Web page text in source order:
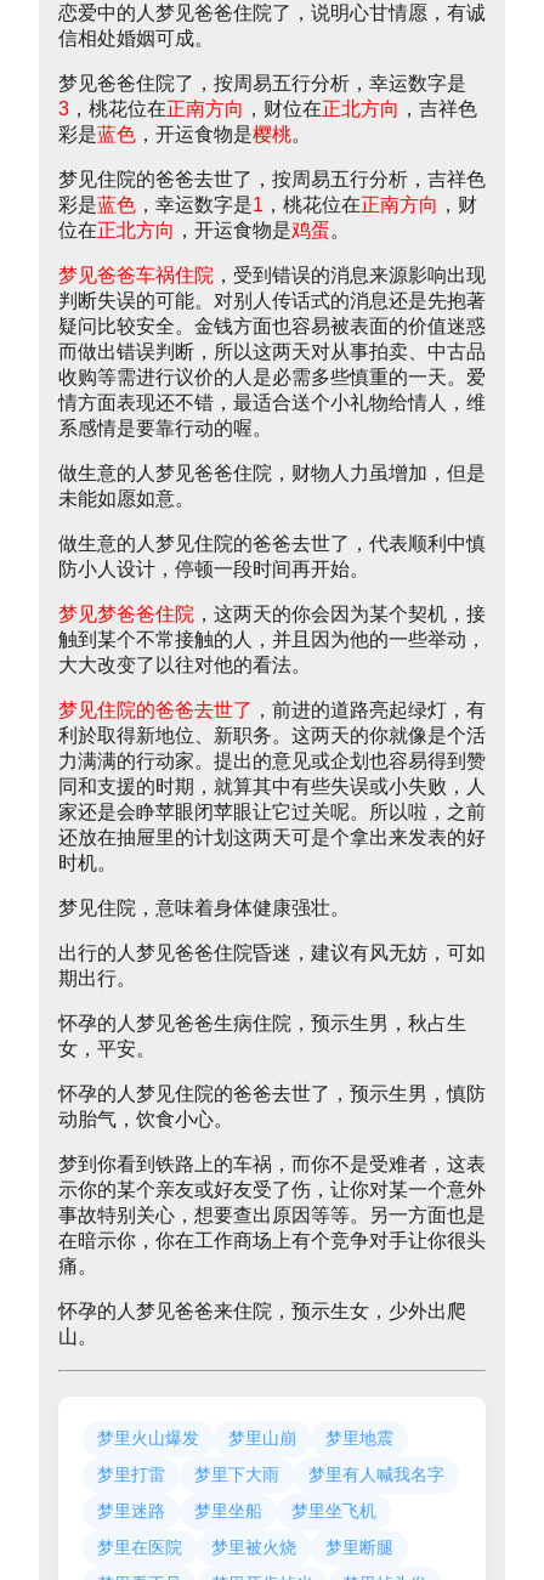
恋爱中的人梦见爸爸住院了，说明心甘情愿，有诚
信相处婚姻可成。
梦见爸爸住院了，按周易五行分析，幸运数字是
3 ，桃花位在正南方向 ，财位在正北方向 ，吉祥色
彩是蓝色 ，开运食物是樱桃。
梦见住院的爸爸去世了，按周易五行分析，吉祥色
彩是蓝色 ，幸运数字是1 ，桃花位在正南方向 ，财
位在正北方向 ，开运食物是鸡蛋。
梦见爸爸车祸住院 ，受到错误的消息来源影响出现
判断失误的可能。对别人传话式的消息还是先抱著
疑问比较安全。金钱方面也容易被表面的价值迷惑
而做出错误判断，所以这两天对从事拍卖、中古品
收购等需进行议价的人是必需多些慎重的一天。爱
情方面表现还不错，最适合送个小礼物给情人，维
系感情是要靠行动的喔。
做生意的人梦见爸爸住院，财物人力虽增加，但是
未能如愿如意。
做生意的人梦见住院的爸爸去世了，代表顺利中慎
防小人设计，停顿一段时间再开始。
梦见梦爸爸住院 ，这两天的你会因为某个契机，接
触到某个不常接触的人，并且因为他的一些举动，
大大改变了以往对他的看法。
梦见住院的爸爸去世了 ，前进的道路亮起绿灯，有
利於取得新地位、新职务。这两天的你就像是个活
力满满的行动家。提出的意见或企划也容易得到赞
同和支援的时期，就算其中有些失误或小失败，人
家还是会睁苹眼闭苹眼让它过关呢。所以啦，之前
还放在抽屉里的计划这两天可是个拿出来发表的好
时机。
梦见住院，意味着身体健康强壮。
出行的人梦见爸爸住院昏迷，建议有风无妨，可如
期出行。
怀孕的人梦见爸爸生病住院，预示生男，秋占生
女，平安。
怀孕的人梦见住院的爸爸去世了，预示生男，慎防
动胎气，饮食小心。
梦到你看到铁路上的车祸，而你不是受难者，这表
示你的某个亲友或好友受了伤，让你对某一个意外
事故特别关心，想要查出原因等等。另一方面也是
在暗示你，你在工作商场上有个竞争对手让你很头
痛。
怀孕的人梦见爸爸来住院，预示生女，少外出爬
山。
梦里火山爆发 梦里山崩
梦里地震
梦里打雷
梦里下大雨
梦里有人喊我名字
梦里迷路
梦里坐船
梦里坐飞机
梦里在医院
梦里被火烧
梦里断腿